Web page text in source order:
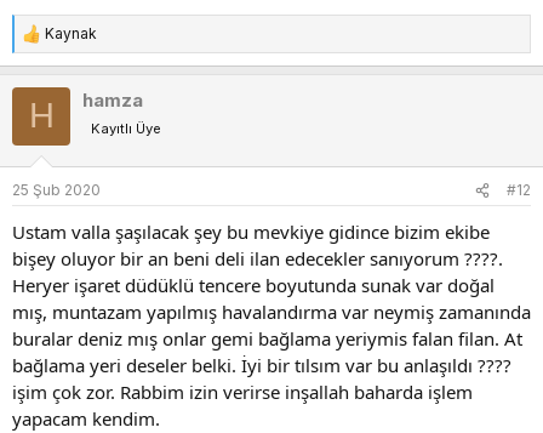
T
e
p
l
e
r
Kaynak
H hamza
Kayıtlı Üye
25 Şub 2020 #12
Ustam valla şaşılacak şey bu mevkiye gidince bizim ekibe
bişey oluyor bir an beni deli ilan edecekler sanıyorum ????.
Heryer işaret düdüklü tencere boyutunda sunak var doğal
mış, muntazam yapılmış havalandırma var neymiş zamanında
buralar deniz mış onlar gemi bağlama yeriymis falan filan. At
bağlama yeri deseler belki. İyi bir tılsım var bu anlaşıldı ????
işim çok zor. Rabbim izin verirse inşallah baharda işlem
yapacam kendim.